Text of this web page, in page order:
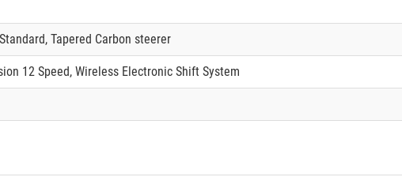
Tapered Carbon steerer
12 Speed, Wireless Electronic Shift System